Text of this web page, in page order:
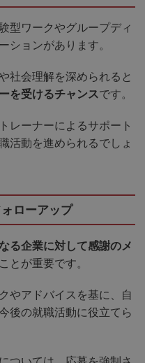
型ワークやグループディ
ションがあります。
社会理解を深められると
を受けるチャンスです。
レーナーによるサポート
活動を進められるでしょ
ローアップ
る企業に対して感謝のメ
とが重要です。
やアドバイスを基に、自
後の就職活動に役立てら